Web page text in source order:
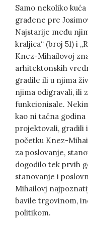
Samo nekoliko
građene pre
Najstarije među
kraljica“ (broj 51) i
Knez-Mihailovoj
arhitektonskih
gradile ili u njima
njima odigravali, ili
funkcionisale.
kao ni tačna godina
projektovali, gradili
početku Knez-
za poslovanje,
dogodilo tek prvih
stanovanje i
Mihailovj
bavile trgovinom,
politikom.